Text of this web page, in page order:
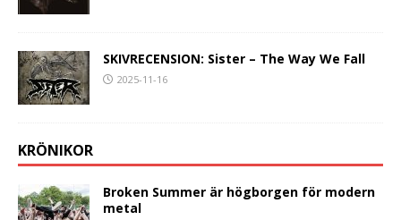
SKIVRECENSION: Sister – The Way We Fall
2025-11-16
KRÖNIKOR
Broken Summer är högborgen för modern
metal